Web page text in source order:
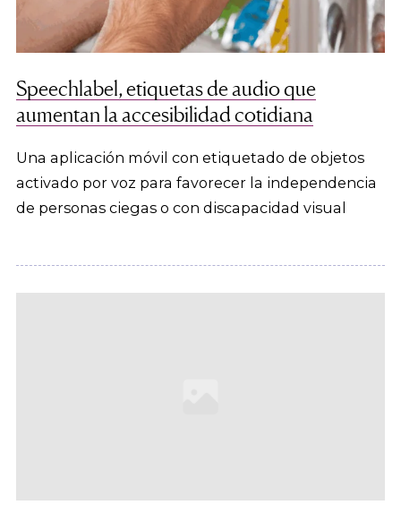
Speechlabel, etiquetas de audio que
aumentan la accesibilidad cotidiana
Una aplicación móvil con etiquetado de objetos
activado por voz para favorecer la independencia
de personas ciegas o con discapacidad visual